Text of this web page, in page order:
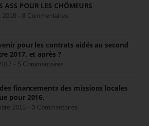
ASS POUR LES CHÔMEURS
2018 - 8 Commentaires
pour les contrats aidés au second
2017, et après ?
- 5 Commentaires
financements des missions locales
pour 2016.
2015 - 3 Commentaires